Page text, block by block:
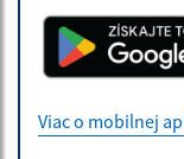
Viac o mobilnej